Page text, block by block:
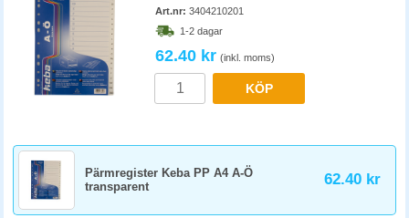
Art.nr: 3404210201
1-2 dagar
62.40 kr (inkl. moms)
KÖP
Pärmregister Keba PP A4 A-Ö
transparent
62.40 kr